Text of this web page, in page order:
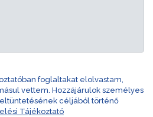
foglaltakat elolvastam,
vettem. Hozzájárulok személyes
céljából történő
Tájékoztató